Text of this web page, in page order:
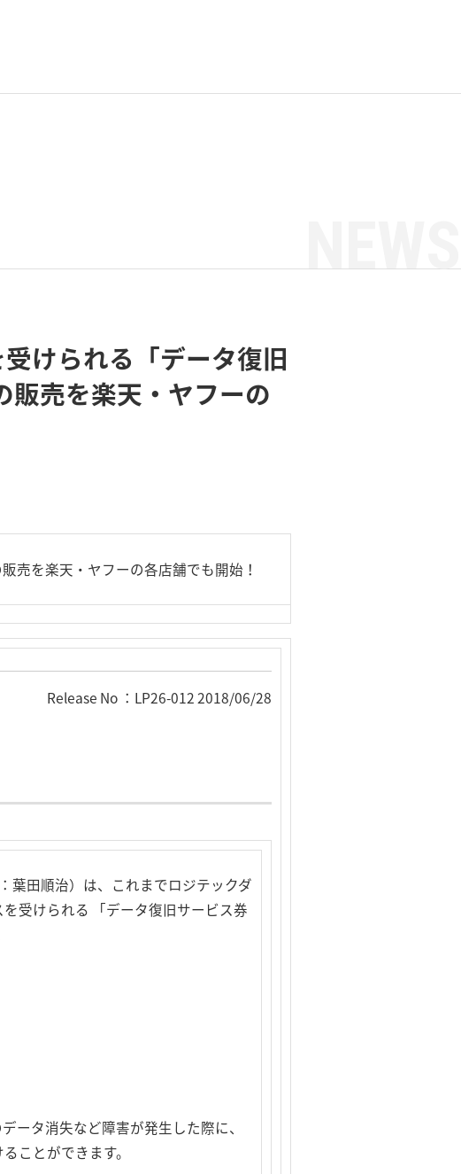
けられる「データ復旧
売を楽天・ヤフーの
売を楽天・ヤフーの各店舗でも開始！
Release No ：LP26-012 2018/06/28
葉田順治）は、これまでロジテックダ
受けられる 「データ復旧サービス券
ータ消失など障害が発生した際に、
ことができます。